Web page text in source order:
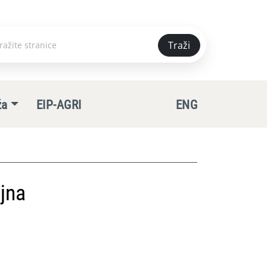
Traži
EIP-AGRI ENG